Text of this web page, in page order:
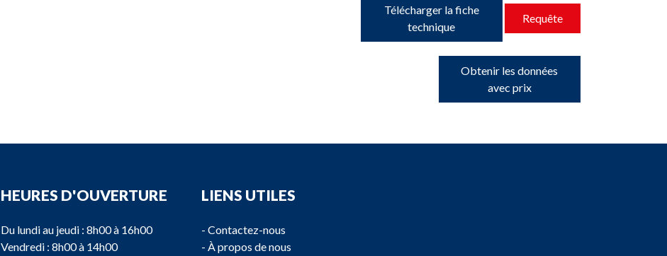
Télécharger la fiche
technique
Requête
Obtenir les données
avec prix
HEURES D'OUVERTURE
Du lundi au jeudi : 8h00 à 16h00
Vendredi : 8h00 à 14h00
LIENS UTILES
- Contactez-nous
- À propos de nous